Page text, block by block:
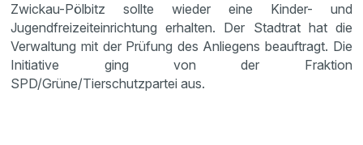
Zwickau-Pölbitz sollte wieder eine Kinder- und
Jugendfreizeiteinrichtung erhalten. Der Stadtrat hat die
Verwaltung mit der Prüfung des Anliegens beauftragt. Die
Initiative ging von der Fraktion
SPD/Grüne/Tierschutzpartei aus.